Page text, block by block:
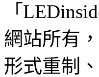
「
網站所有
形式重制